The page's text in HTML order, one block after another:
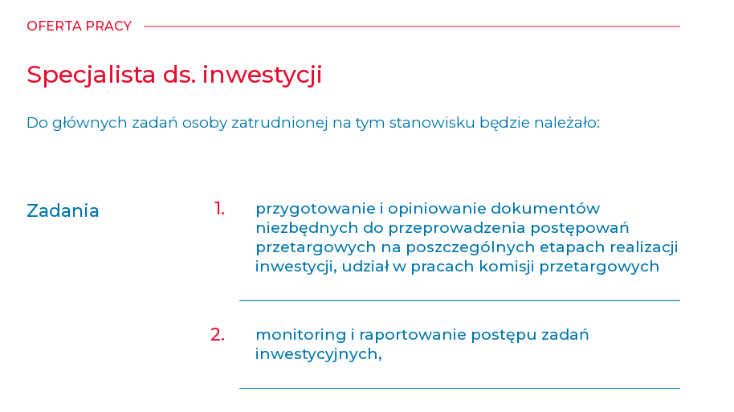
OFERTA PRACY
Specjalista ds. inwestycji
Do głównych zadań osoby zatrudnionej na tym stanowisku będzie należało:
Zadania
przygotowanie i opiniowanie dokumentów
niezbędnych do przeprowadzenia postępowań
przetargowych na poszczególnych etapach realizacji
inwestycji, udział w pracach komisji przetargowych
monitoring i raportowanie postępu zadań
inwestycyjnych,